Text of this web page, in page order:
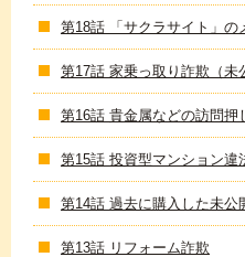
第18話 「サクラサイト」の
第17話 家乗っ取り詐欺（未
第16話 貴金属などの訪問押
第15話 投資型マンション違
第14話 過去に購入した未公
第13話 リフォーム詐欺